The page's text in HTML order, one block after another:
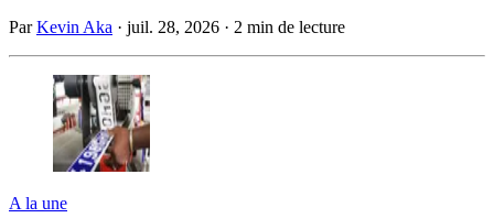
ParKevin Aka · juil. 28, 2026 · 2 min de lecture
A la une